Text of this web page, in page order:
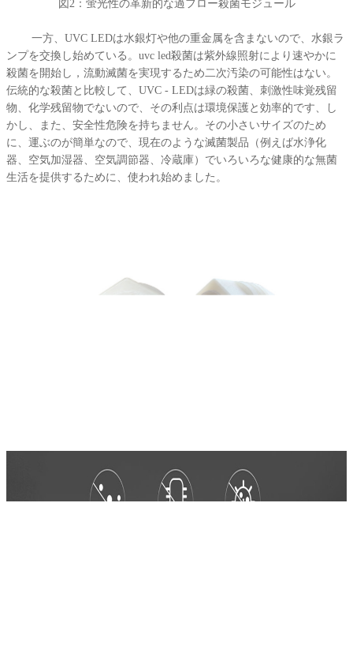
図2：蛍光性の革新的な過フロー殺菌モジュール
一方、UVC LEDは水銀灯や他の重金属を含まないので、水銀ラ
ンプを交換し始めている。uvc led殺菌は紫外線照射により速やかに
殺菌を開始し，流動滅菌を実現するため二次汚染の可能性はない。
伝統的な殺菌と比較して、UVC - LEDは緑の殺菌、刺激性味覚残留
物、化学残留物でないので、その利点は環境保護と効率的です、し
かし、また、安全性危険を持ちません。その小さいサイズのため
に、運ぶのが簡単なので、現在のような滅菌製品（例えば水浄化
器、空気加湿器、空気調節器、冷蔵庫）でいろいろな健康的な無菌
生活を提供するために、使われ始めました。